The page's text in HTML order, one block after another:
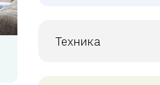
Техника